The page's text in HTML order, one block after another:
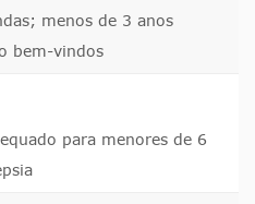
menos de 3 anos
bem-vindos
para menores de 6